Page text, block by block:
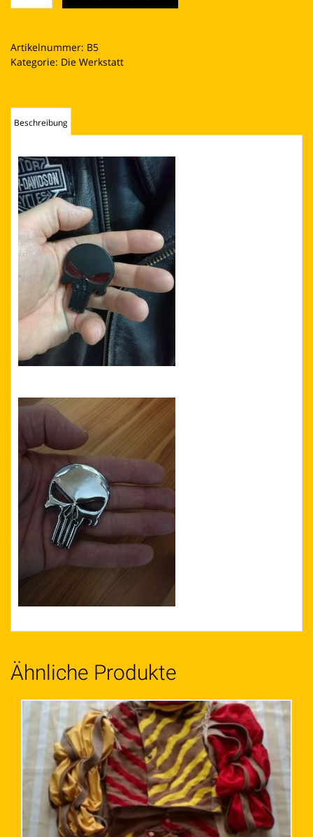
Menge
Artikelnummer: B5
Kategorie: Die Werkstatt
Beschreibung
Ähnliche Produkte